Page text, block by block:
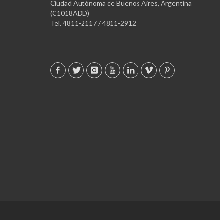
Ciudad Autónoma de Buenos Aires, Argentina
(C1018ADD)
Tel. 4811-2117 / 4811-2912